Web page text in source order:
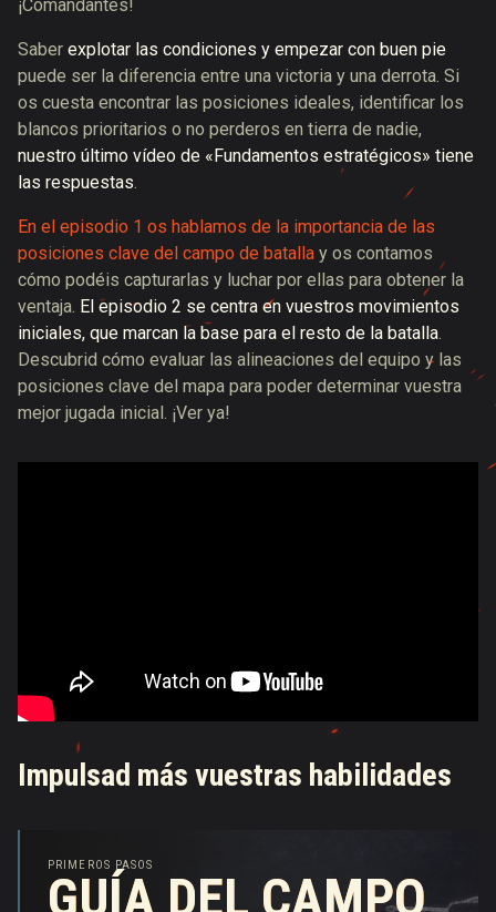
¡Comandantes!
Saber explotar las condiciones y empezar con buen pie
puede ser la diferencia entre una victoria y una derrota. Si
os cuesta encontrar las posiciones ideales, identificar los
blancos prioritarios o no perderos en tierra de nadie,
nuestro último vídeo de «Fundamentos estratégicos» tiene
las respuestas.
En el episodio 1 os hablamos de la importancia de las
posiciones clave del campo de batalla y os contamos
cómo podéis capturarlas y luchar por ellas para obtener la
ventaja. El episodio 2 se centra en vuestros movimientos
iniciales, que marcan la base para el resto de la batalla.
Descubrid cómo evaluar las alineaciones del equipo y las
posiciones clave del mapa para poder determinar vuestra
mejor jugada inicial. ¡Ver ya!
Impulsad más vuestras habilidades
PRIMEROS PASOS
GUÍA DEL CAMPO
GUÍA DEL CAMPO